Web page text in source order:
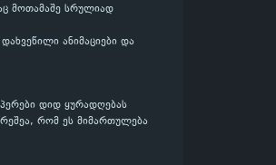
მოთამაშე სრულიად
ანიმაციები და
დიდ ყურადღებას
რომ ეს მიმართულება